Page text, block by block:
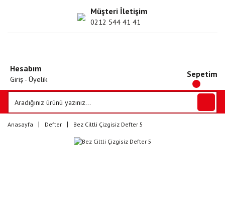
Müşteri İletişim
0212 544 41 41
Hesabım
Giriş - Üyelik
Sepetim
Anasayfa Defter Bez Ciltli Çizgisiz Defter 5